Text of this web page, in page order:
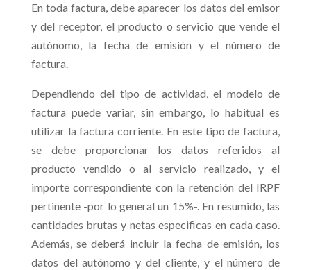
En toda factura, debe aparecer los datos del emisor
y del receptor, el producto o servicio que vende el
autónomo, la fecha de emisión y el número de
factura.
Dependiendo del tipo de actividad, el modelo de
factura puede variar, sin embargo, lo habitual es
utilizar la factura corriente. En este tipo de factura,
se debe proporcionar los datos referidos al
producto vendido o al servicio realizado, y el
importe correspondiente con la retención del IRPF
pertinente -por lo general un 15%-. En resumido, las
cantidades brutas y netas especificas en cada caso.
Además, se deberá incluir la fecha de emisión, los
datos del autónomo y del cliente, y el número de